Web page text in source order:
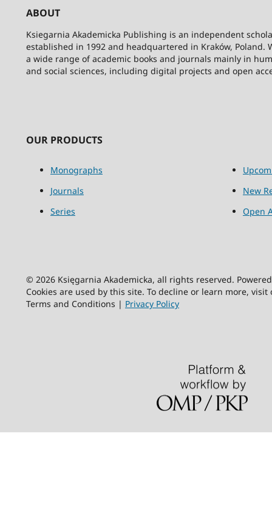
ABOUT
Ksiegarnia Akademicka Publishing is an independent
established in 1992 and headquartered in Kraków, Poland.
a wide range of academic books and journals mainly in
and social sciences, including digital projects and open
OUR PRODUCTS
Monographs
Journals
Series
New
Open
© 2026 Księgarnia Akademicka, all rights reserved.
Cookies are used by this site. To decline or learn more,
Terms and Conditions | Privacy Policy